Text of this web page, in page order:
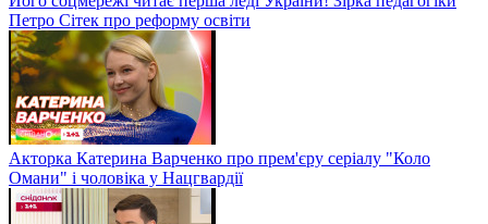
Петро Сітек про реформу освіти
Акторка Катерина Варченко про прем'єру серіалу "Коло
Омани" і чоловіка у Нацгвардії